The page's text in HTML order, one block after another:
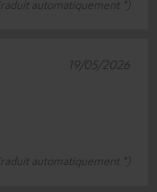
automatiquement *)
automatiquement *)
19/05/2026